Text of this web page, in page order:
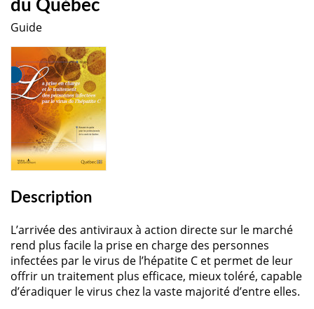
du Québec
Guide
Description
L’arrivée des antiviraux à action directe sur le marché
rend plus facile la prise en charge des personnes
infectées par le virus de l’hépatite C et permet de leur
offrir un traitement plus efficace, mieux toléré, capable
d’éradiquer le virus chez la vaste majorité d’entre elles.